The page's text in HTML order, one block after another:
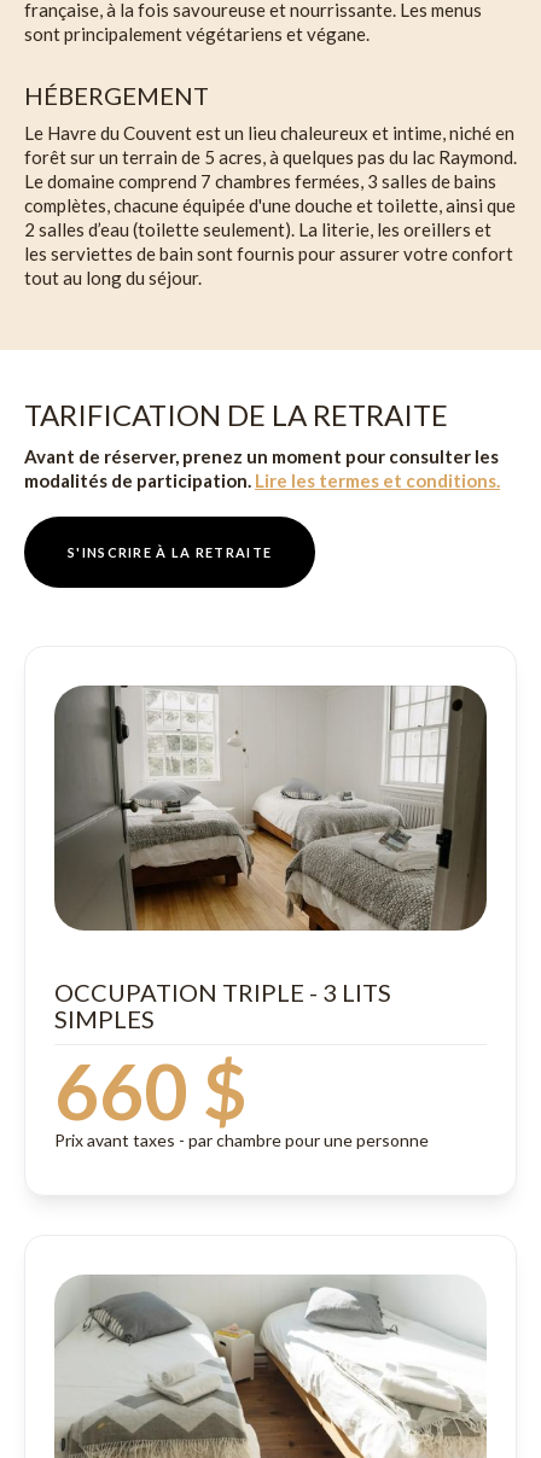
française, à la fois savoureuse et nourrissante. Les menus
sont principalement végétariens et végane.
HÉBERGEMENT
Le Havre du Couvent est un lieu chaleureux et intime, niché en
forêt sur un terrain de 5 acres, à quelques pas du lac Raymond.
Le domaine comprend 7 chambres fermées, 3 salles de bains
complètes, chacune équipée d'une douche et toilette, ainsi que
2 salles d’eau (toilette seulement). La literie, les oreillers et
les serviettes de bain sont fournis pour assurer votre confort
tout au long du séjour.
TARIFICATION DE LA RETRAITE
Avant de réserver, prenez un moment pour consulter les
modalités de participation. Lire les termes et conditions.
S'INSCRIRE À LA RETRAITE
OCCUPATION TRIPLE - 3 LITS
SIMPLES
660 $
Prix avant taxes - par chambre pour une personne